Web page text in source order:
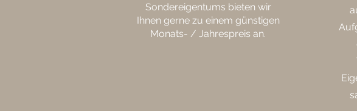
Sondereigentums bieten wir
Ihnen gerne zu einem günstigen
Monats- / Jahrespreis an.